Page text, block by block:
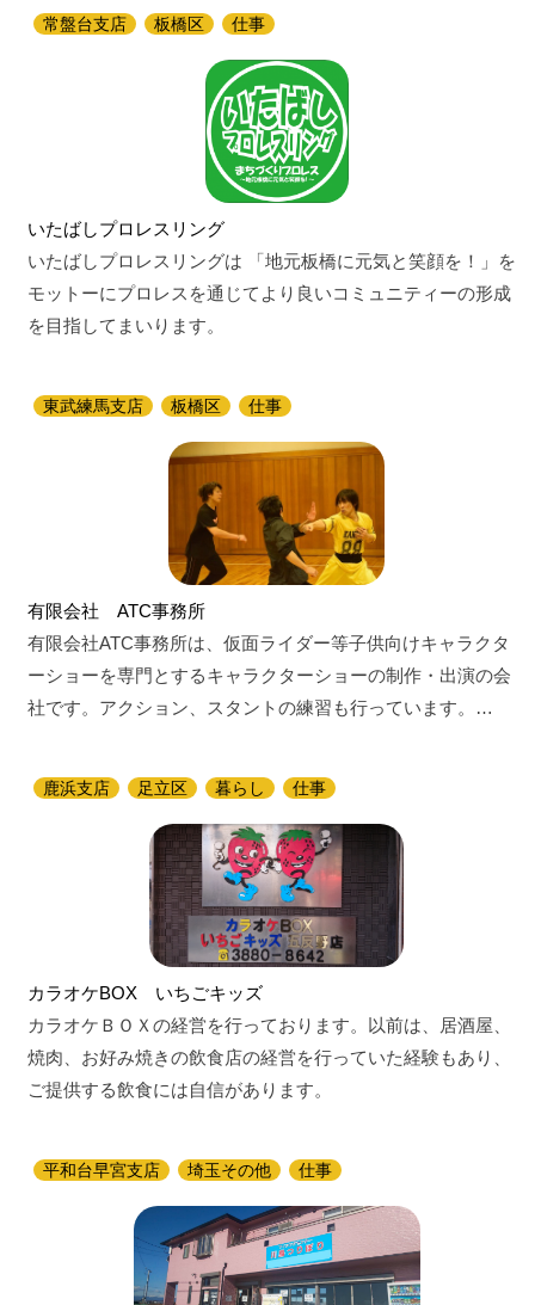
常盤台支店 板橋区 仕事
いたばしプロレスリング
いたばしプロレスリングは 「地元板橋に元気と笑顔を！」を
モットーにプロレスを通じてより良いコミュニティーの形成
を目指してまいります。
東武練馬支店 板橋区 仕事
有限会社 ATC事務所
有限会社ATC事務所は、仮面ライダー等子供向けキャラクタ
ーショーを専門とするキャラクターショーの制作・出演の会
社です。アクション、スタントの練習も行っています。…
鹿浜支店 足立区 暮らし 仕事
カラオケBOX いちごキッズ
カラオケＢＯＸの経営を行っております。以前は、居酒屋、
焼肉、お好み焼きの飲食店の経営を行っていた経験もあり、
ご提供する飲食には自信があります。
平和台早宮支店 埼玉その他 仕事